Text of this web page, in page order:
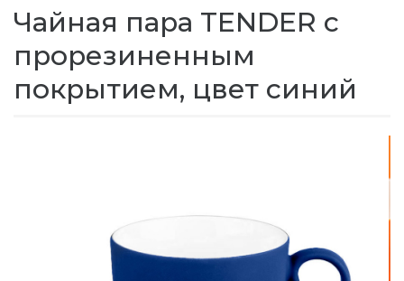
Чайная пара TENDER с
прорезиненным
покрытием, цвет синий